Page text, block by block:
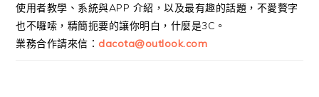
使用者教學、系統與APP 介紹，以及最有趣的話題，不愛贅字
也不囉嗦，精簡扼要的讓你明白，什麼是3C。
業務合作請來信： dacota@outlook.com